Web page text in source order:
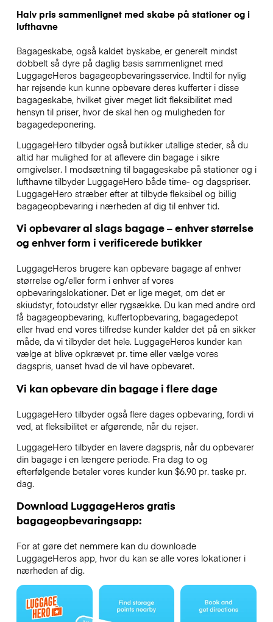
Halv pris sammenlignet med skabe på stationer og i
lufthavne
Bagageskabe, også kaldet byskabe, er generelt mindst
dobbelt så dyre på daglig basis sammenlignet med
LuggageHeros bagageopbevaringsservice. Indtil for nylig
har rejsende kun kunne opbevare deres kufferter i disse
bagageskabe, hvilket giver meget lidt fleksibilitet med
hensyn til priser, hvor de skal hen og muligheden for
bagagedeponering.
LuggageHero tilbyder også butikker utallige steder, så du
altid har mulighed for at aflevere din bagage i sikre
omgivelser. I modsætning til bagageskabe på stationer og i
lufthavne tilbyder LuggageHero både time- og dagspriser.
LuggageHero stræber efter at tilbyde fleksibel og billig
bagageopbevaring i nærheden af dig til enhver tid.
Vi opbevarer al slags bagage – enhver størrelse
og enhver form i verificerede butikker
LuggageHeros brugere kan opbevare bagage af enhver
størrelse og/eller form i enhver af vores
opbevaringslokationer. Det er lige meget, om det er
skiudstyr, fotoudstyr eller rygsække. Du kan med andre ord
få bagageopbevaring, kuffertopbevaring, bagagedepot
eller hvad end vores tilfredse kunder kalder det på en sikker
måde, da vi tilbyder det hele. LuggageHeros kunder kan
vælge at blive opkrævet pr. time eller vælge vores
dagspris, uanset hvad de vil have opbevaret.
Vi kan opbevare din bagage i flere dage
LuggageHero tilbyder også flere dages opbevaring, fordi vi
ved, at fleksibilitet er afgørende, når du rejser.
LuggageHero tilbyder en lavere dagspris, når du opbevarer
din bagage i en længere periode. Fra dag to og
efterfølgende betaler vores kunder kun $6.90 pr. taske pr.
dag.
Download LuggageHeros gratis
bagageopbevaringsapp:
For at gøre det nemmere kan du downloade
LuggageHeros app, hvor du kan se alle vores lokationer i
nærheden af dig.